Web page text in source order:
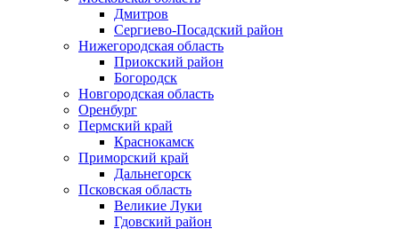
Дмитров
Сергиево-Посадский район
Нижегородская область
Приокский район
Богородск
Новгородская область
Оренбург
Пермский край
Краснокамск
Приморский край
Дальнегорск
Псковская область
Великие Луки
Гдовский район